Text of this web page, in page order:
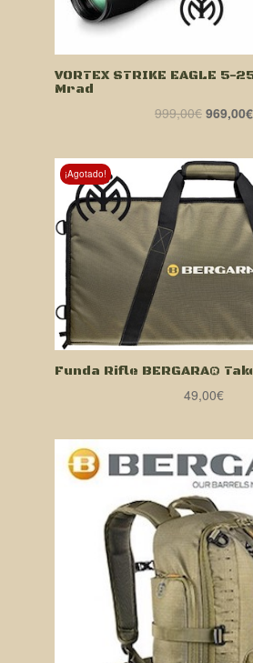
VORTEX STRIKE EAGLE 5-
Mrad
999,00€ El
era:
969,00€El
¡Agotado!
Funda Rifle BERGARA®
49,00€